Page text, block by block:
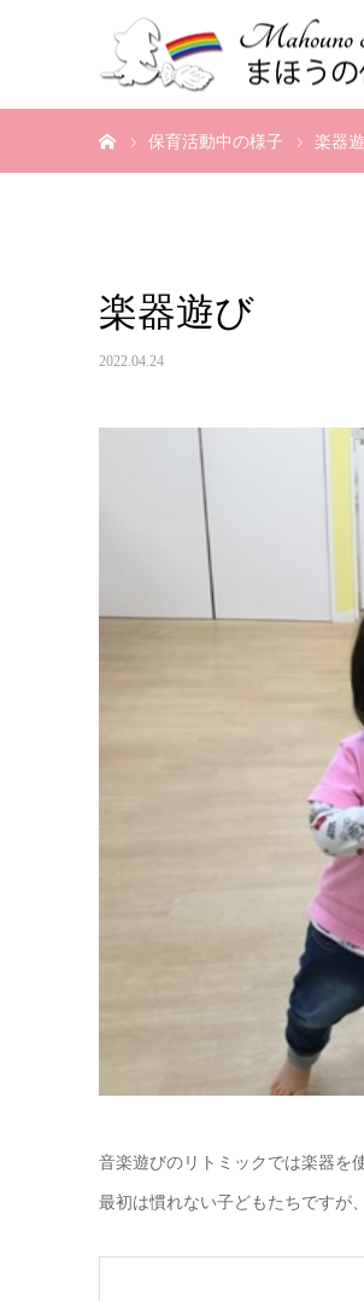
保育活動中の様子 楽器
楽器遊び
2022.04.24
音楽遊びのリトミックでは楽器を
最初は慣れない子どもたちですが